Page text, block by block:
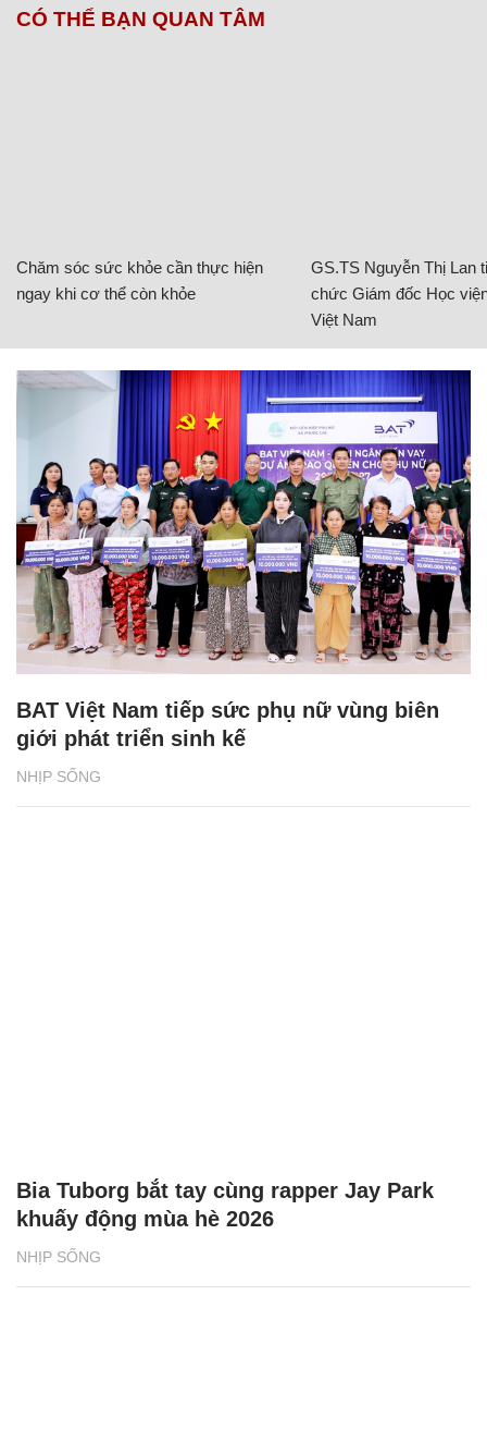
CÓ THỂ BẠN QUAN TÂM
Chăm sóc sức khỏe cần thực hiện
ngay khi cơ thể còn khỏe
GS.TS Nguyễn Thị Lan
chức Giám đốc Học
Việt Nam
NHỊP SỐNG
BAT Việt Nam tiếp sức phụ nữ vùng biên
giới phát triển sinh kế
NHỊP SỐNG
Bia Tuborg bắt tay cùng rapper Jay Park
khuấy động mùa hè 2026